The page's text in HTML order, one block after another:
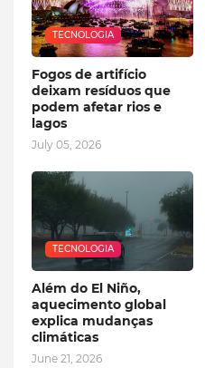
TECNOLOGIA
Fogos de artifício
deixam resíduos que
podem afetar rios e
lagos
July 05, 2026
TECNOLOGIA
Além do El Niño,
aquecimento global
explica mudanças
climáticas
June 21, 2026